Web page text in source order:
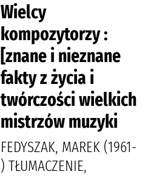
Wielcy
kompozytorzy :
[znane i nieznane
fakty z życia i
twórczości wielkich
mistrzów muzyki
FEDYSZAK, MAREK (1961-
) TŁUMACZENIE,